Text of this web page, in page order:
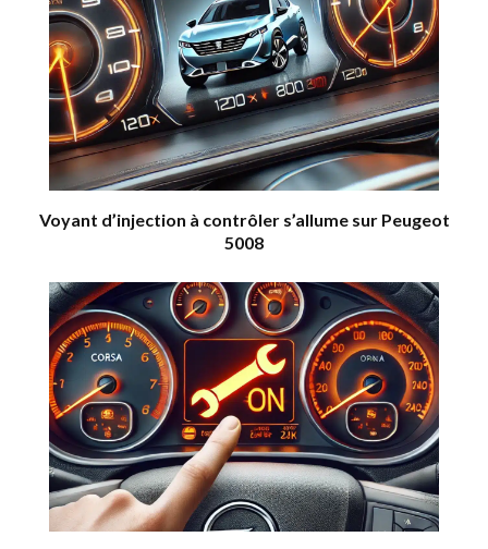
Voyant d’injection à contrôler s’allume sur Peugeot
5008